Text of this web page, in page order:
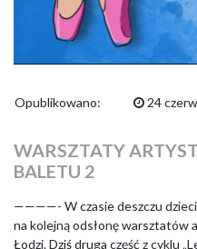
Opublikowano: 24
WARSZTATY
BALETU 2
————- W czasie deszczu dzieci
na kolejną odsłonę warsztatów
Łodzi. Dziś druga część z cyklu